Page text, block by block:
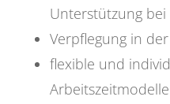
Unterstützung
Verpflegung in
flexible und
Arbeitszeitmodelle